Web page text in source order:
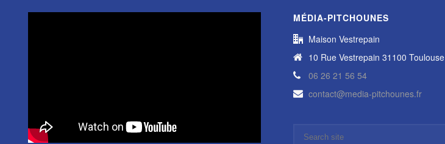
MÉDIA-PITCHOUNES
Maison Vestrepain
10 Rue Vestrepain 31100 Toulouse
06 26 21 56 54
contact@media-pitchounes.fr